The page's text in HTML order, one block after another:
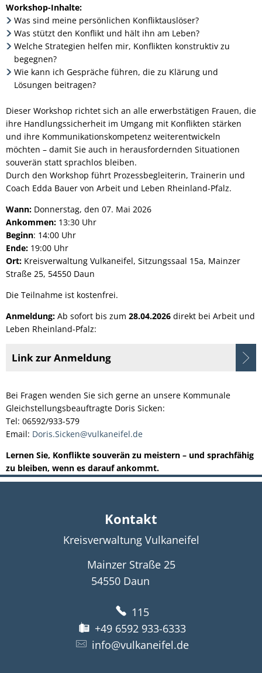
Workshop-Inhalte:
Was sind meine persönlichen Konfliktauslöser?
Was stützt den Konflikt und hält ihn am Leben?
Welche Strategien helfen mir, Konflikten konstruktiv zu
begegnen?
Wie kann ich Gespräche führen, die zu Klärung und
Lösungen beitragen?
Dieser Workshop richtet sich an alle erwerbstätigen Frauen, die
ihre Handlungssicherheit im Umgang mit Konflikten stärken
und ihre Kommunikationskompetenz weiterentwickeln
möchten – damit Sie auch in herausfordernden Situationen
souverän statt sprachlos bleiben.
Durch den Workshop führt Prozessbegleiterin, Trainerin und
Coach Edda Bauer von Arbeit und Leben Rheinland-Pfalz.
Wann: Donnerstag, den 07. Mai 2026
Ankommen: 13:30 Uhr
Beginn: 14:00 Uhr
Ende: 19:00 Uhr
Ort: Kreisverwaltung Vulkaneifel, Sitzungssaal 15a, Mainzer
Straße 25, 54550 Daun
Die Teilnahme ist kostenfrei.
Anmeldung: Ab sofort bis zum 28.04.2026 direkt bei Arbeit und
Leben Rheinland-Pfalz:
Link zur Anmeldung
Bei Fragen wenden Sie sich gerne an unsere Kommunale
Gleichstellungsbeauftragte Doris Sicken:
Tel: 06592/933-579
Email: Doris.Sicken@vulkaneifel.de
Lernen Sie, Konflikte souverän zu meistern – und sprachfähig
zu bleiben, wenn es darauf ankommt.
Kontakt
Kreisverwaltung Vulkaneifel
Mainzer Straße 25
54550 Daun
115
+49 6592 933-6333
info@vulkaneifel.de